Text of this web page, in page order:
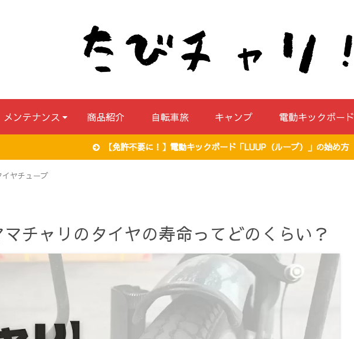
メンテナンス 商品紹介 自転車旅 キャンプ 電動キックボード
【免許不要に！】電動キックボード「LUUP（ループ）」の始め方
イヤチューブ
マチャリのタイヤの寿命ってどのくらい？